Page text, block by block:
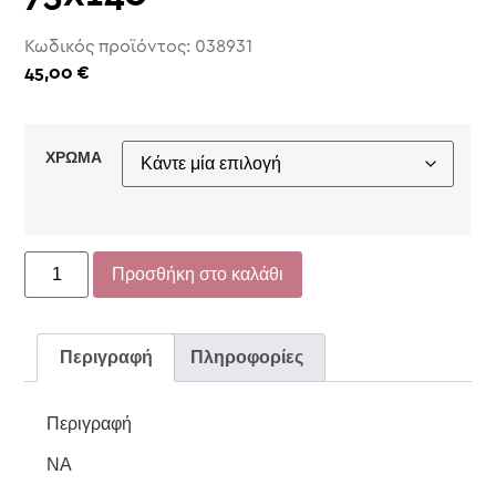
Κωδικός προϊόντος: 038931
45,00€
ΧΡΩΜΑ
Προσθήκη στο καλάθι
Περιγραφή Πληροφορίες
Περιγραφή
NA